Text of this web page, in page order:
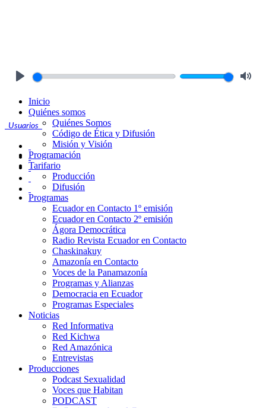
Usuarios
Inicio
Quiénes somos
Quiénes Somos
Código de Ética y Difusión
Misión y Visión
Programación
Tarifario
Producción
Difusión
Programas
Ecuador en Contacto 1º emisión
Ecuador en Contacto 2º emisión
Ágora Democrática
Radio Revista Ecuador en Contacto
Chaskinakuy
Amazonía en Contacto
Voces de la Panamazonía
Programas y Alianzas
Democracia en Ecuador
Programas Especiales
Noticias
Red Informativa
Red Kichwa
Red Amazónica
Entrevistas
Producciones
Podcast Sexualidad
Voces que Habitan
PODCAST